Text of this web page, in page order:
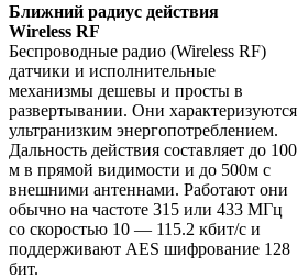
Ближний радиус действия
Wireless RF
Беспроводные радио (Wireless RF)
датчики и исполнительные
механизмы дешевы и просты в
развертывании. Они характеризуются
ультранизким энергопотреблением.
Дальность действия составляет до 100
м в прямой видимости и до 500м с
внешними антеннами. Работают они
обычно на частоте 315 или 433 МГц
со скоростью 10 — 115.2 кбит/с и
поддерживают AES шифрование 128
бит.